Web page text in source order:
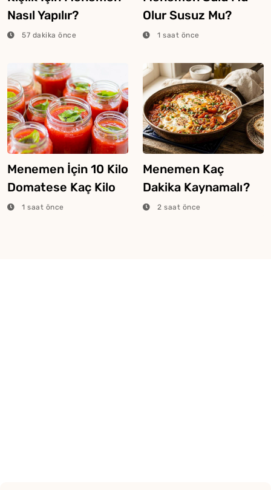
Nasıl Yapılır?
57 dakika önce
Olur Susuz Mu?
1 saat önce
Menemen İçin 10 Kilo
Domatese Kaç Kilo
Biber Konulur?
1 saat önce
Menemen Kaç
Dakika Kaynamalı?
2 saat önce